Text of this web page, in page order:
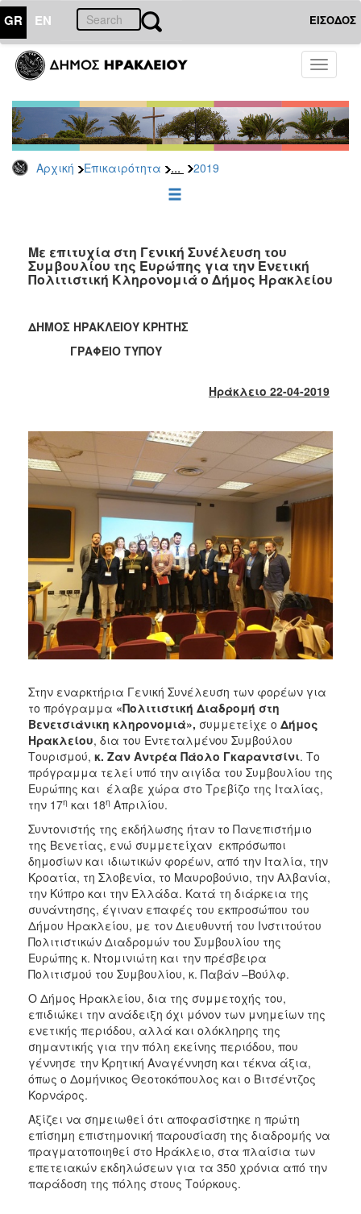
GR EN ΕΙΣΟΔΟΣ
Toggle
Αρχική Επικαιρότητα ... 2019
ΕΠΙΚΑΙΡΟΤΗΤΑ
Τύπου
Αρχείο
2026
2025
2022
2021
2019
2018
2011
2010
2006
ΔΗΜΟΤΗΣ
ΕΠΙΣΚΕΠΤΗΣ
ΗΡΑΚΛΕΙΟ
Με επιτυχία στη Γενική Συνέλευση του
Συμβουλίου της Ευρώπης για την Ενετική
Πολιτιστική Κληρονομιά ο Δήμος Ηρακλείου
ΔΗΜΟΣ ΗΡΑΚΛΕΙΟΥ ΚΡΗΤΗΣ
ΓΡΑΦΕΙΟ ΤΥΠΟΥ
Ηράκλειο 22-04-2019
Στην εναρκτήρια Γενική Συνέλευση των φορέων για
το πρόγραμμα «Πολιτιστική Διαδρομή στη
Βενετσιάνικη κληρονομιά», συμμετείχε ο Δήμος
Ηρακλείου, δια του Εντεταλμένου Συμβούλου
Τουρισμού, κ. Ζαν Αντρέα Πάολο Γκαραντσίνι. Το
πρόγραμμα τελεί υπό την αιγίδα του Συμβουλίου της
Ευρώπης και έλαβε χώρα στο Τρεβίζο της Ιταλίας,
την 17η και 18η Απριλίου.
Συντονιστής της εκδήλωσης ήταν το Πανεπιστήμιο
της Βενετίας, ενώ συμμετείχαν εκπρόσωποι
δημοσίων και ιδιωτικών φορέων, από την Ιταλία, την
Κροατία, τη Σλοβενία, το Μαυροβούνιο, την Αλβανία,
την Κύπρο και την Ελλάδα. Κατά τη διάρκεια της
συνάντησης, έγιναν επαφές του εκπροσώπου του
Δήμου Ηρακλείου, με τον Διευθυντή του Ινστιτούτου
Πολιτιστικών Διαδρομών του Συμβουλίου της
Ευρώπης κ. Ντομινιώτη και την πρέσβειρα
Πολιτισμού του Συμβουλίου, κ. Παβάν –Βούλφ.
Ο Δήμος Ηρακλείου, δια της συμμετοχής του,
επιδιώκει την ανάδειξη όχι μόνον των μνημείων της
ενετικής περιόδου, αλλά και ολόκληρης της
σημαντικής για την πόλη εκείνης περιόδου, που
γέννησε την Κρητική Αναγέννηση και τέκνα άξια,
όπως ο Δομήνικος Θεοτοκόπουλος και ο Βιτσέντζος
Κορνάρος.
Αξίζει να σημειωθεί ότι αποφασίστηκε η πρώτη
επίσημη επιστημονική παρουσίαση της διαδρομής να
πραγματοποιηθεί στο Ηράκλειο, στα πλαίσια των
επετειακών εκδηλώσεων για τα 350 χρόνια από την
παράδοση της πόλης στους Τούρκους.